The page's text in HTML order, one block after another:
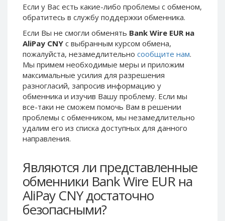
Если у Вас есть какие-либо проблемы с обменом,
обратитесь в службу поддержки обменника.
Если Вы не смогли обменять Bank Wire EUR на
AliPay CNY с выбранным курсом обмена,
пожалуйста, незамедлительно сообщите нам.
Мы примем необходимые меры и приложим
максимальные усилия для разрешения
разногласий, запросив информацию у
обменника и изучив Вашу проблему. Если мы
все-таки не сможем помочь Вам в решении
проблемы c обменником, мы незамедлительно
удалим его из списка доступных для данного
направления.
Являются ли представленные
обменники Bank Wire EUR на
AliPay CNY достаточно
безопасными?
Paxum EUR
Epay USD
Epay EUR
Phone Balance RUB
Phone Balance UAH
Phone Balance AMD
Neteller USD
Neteller EUR
Neteller INR
Neteller PLN
Neteller NOK
Neteller SEK
PaySera USD
PaySera EUR
Paxum EUR
Epay USD
Epay EUR
Phone Balance RUB
Phone Balance UAH
Phone Balance AMD
Neteller USD
Neteller EUR
Neteller INR
Neteller NOK
Neteller SEK
PaySera USD